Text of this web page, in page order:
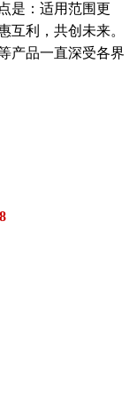
是：适用范围更
互利，共创未来。
产品一直深受各界